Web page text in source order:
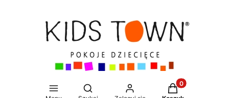
Otwórz wyszukiwarkę Produkty w